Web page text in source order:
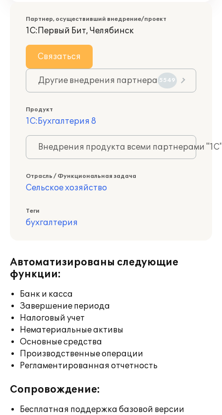
Партнер, осуществивший внедрение/проект
1С:Первый Бит, Челябинск
Связаться
Другие внедрения партнера 5549
Продукт
1С:Бухгалтерия 8
Внедрения продукта всеми партнерами
Отрасль / Функциональная задача
Сельское хозяйство
Теги
бухгалтерия
Автоматизированы следующие
функции:
Банк и касса
Завершение периода
Налоговый учет
Нематериальные активы
Основные средства
Производственные операции
Регламентированная отчетность
Сопровождение:
Бесплатная поддержка базовой версии